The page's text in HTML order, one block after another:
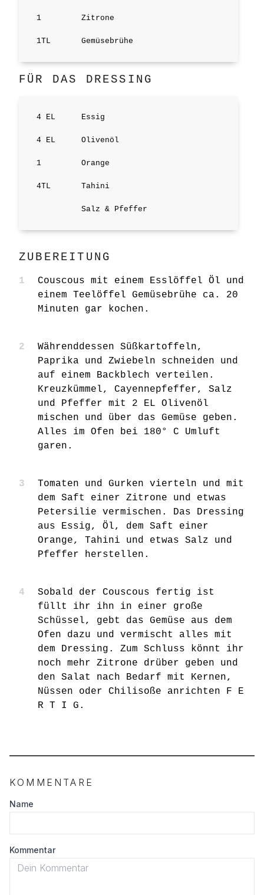
1 Zitrone
1TL Gemüsebrühe
FÜR DAS DRESSING
4 EL Essig
4 EL Olivenöl
1 Orange
4TL Tahini
Salz & Pfeffer
ZUBEREITUNG
Couscous mit einem Esslöffel Öl und
einem Teelöffel Gemüsebrühe ca. 20
Minuten gar kochen.
Währenddessen Süßkartoffeln,
Paprika und Zwiebeln schneiden und
auf einem Backblech verteilen.
Kreuzkümmel, Cayennepfeffer, Salz
und Pfeffer mit 2 EL Olivenöl
mischen und über das Gemüse geben.
Alles im Ofen bei 180° C Umluft
garen.
Tomaten und Gurken vierteln und mit
dem Saft einer Zitrone und etwas
Petersilie vermischen. Das Dressing
aus Essig, Öl, dem Saft einer
Orange, Tahini und etwas Salz und
Pfeffer herstellen.
Sobald der Couscous fertig ist
füllt ihr ihn in einer große
Schüssel, gebt das Gemüse aus dem
Ofen dazu und vermischt alles mit
dem Dressing. Zum Schluss könnt ihr
noch mehr Zitrone drüber geben und
den Salat nach Bedarf mit Kernen,
Nüssen oder Chilisoße anrichten F E
R T I G.
KOMMENTARE
Name
Kommentar